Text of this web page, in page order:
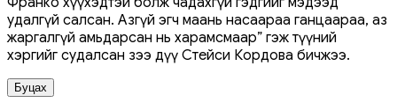
удалгүй салсан. Азгүй эгч маань насаараа ганцаараа, аз
жаргалгүй амьдарсан нь харамсмаар” гэж түүний
хэргийг судалсан зээ дүү Стейси Кордова бичжээ.
Буцах